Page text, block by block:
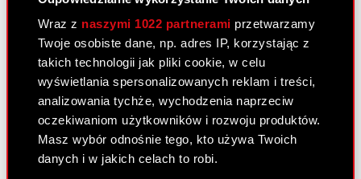
Wraz z naszymi 1022 partnerami przetwarzamy
Twoje osobiste dane, np. adres IP, korzystając z
takich technologii jak pliki cookie, w celu
wyświetlania spersonalizowanych reklam i treści,
analizowania tychże, wychodzenia naprzeciw
oczekiwaniom użytkowników i rozwoju produktów.
Masz wybór odnośnie tego, kto używa Twoich
danych i w jakich celach to robi.
Raport bieżący nr 31/2023
20 czerwca 2023
Temat: Ujawnienie stanu posiadania Podstawa
prawna: Art. 70 pkt 1 Ustawy o ofercie – nabycie
lub zbycie znacznego pakietu akcji Zarząd spółki
CD PROJEKT S.A. z siedzibą w Warszawie